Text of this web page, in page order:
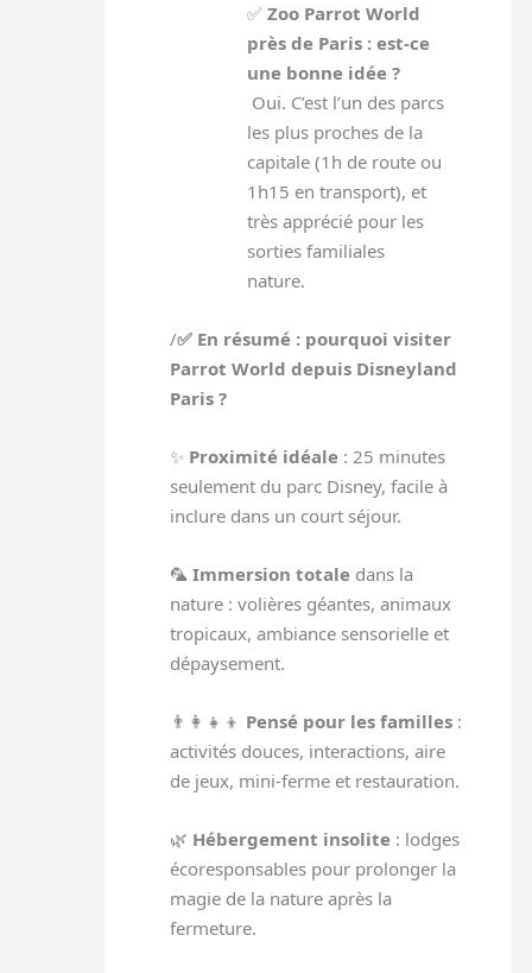
✅Zoo Parrot World
près de Paris : est-ce
une bonne idée ?
Oui. C’est l’un des parcs
les plus proches de la
capitale (1h de route ou
1h15 en transport), et
très apprécié pour les
sorties familiales
nature.
/✅ En résumé : pourquoi visiter
Parrot World depuis Disneyland
Paris ?
✨ Proximité idéale : 25 minutes
seulement du parc Disney, facile à
inclure dans un court séjour.
🦜Immersion totale dans la
nature : volières géantes, animaux
tropicaux, ambiance sensorielle et
dépaysement.
👨‍👩‍👧‍👦 Pensé pour les familles :
activités douces, interactions, aire
de jeux, mini-ferme et restauration.
🌿 Hébergement insolite : lodges
écoresponsables pour prolonger la
magie de la nature après la
fermeture.